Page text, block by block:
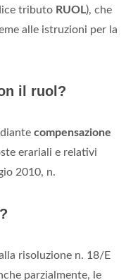
tributo RUOL), che
alle istruzioni per la
il ruol?
compensazione
erariali e relativi
2010, n.
risoluzione n. 18/E
parzialmente, le